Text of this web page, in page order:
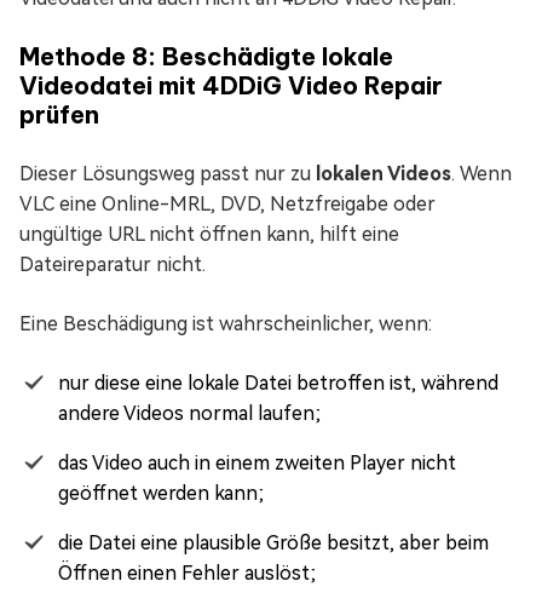
Methode 8: Beschädigte lokale
Videodatei mit 4DDiG Video Repair
prüfen
Dieser Lösungsweg passt nur zu lokalen Videos. Wenn
VLC eine Online-MRL, DVD, Netzfreigabe oder
ungültige URL nicht öffnen kann, hilft eine
Dateireparatur nicht.
Eine Beschädigung ist wahrscheinlicher, wenn:
nur diese eine lokale Datei betroffen ist, während
andere Videos normal laufen;
das Video auch in einem zweiten Player nicht
geöffnet werden kann;
die Datei eine plausible Größe besitzt, aber beim
Öffnen einen Fehler auslöst;